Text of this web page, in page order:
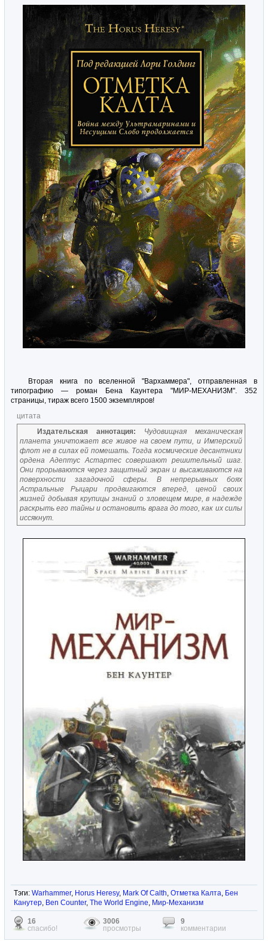
Вторая книга по вселенной "Вархаммера", отправленная в
типографию — роман Бена Каунтера "МИР-МЕХАНИЗМ". 352
страницы, тираж всего 1500 экземпляров!
цитата
Издательская аннотация: Чудовищная механическая
планета уничтожает все живое на своем пути, и Имперский
флот не в силах ей помешать. Тогда космические десантники
ордена Адептус Астартес совершают решительный шаг.
Они прорываются через защитный экран и высаживаются на
поверхности загадочной сферы. В непрерывных боях
Астральные Рыцари продвигаются вперед, ценой своих
жизней добывая крупицы знаний о зловещем мире, в надежде
раскрыть его тайны и остановить врага до того, как их силы
иссякнут.
Тэги: Warhammer, Horus Heresy, Mark Of Calth, Отметка Калта, Бен
Канутер, Ben Counter, The World Engine, Мир-Механизм
16
спасибо!
3006
просмотры
9
комментарии